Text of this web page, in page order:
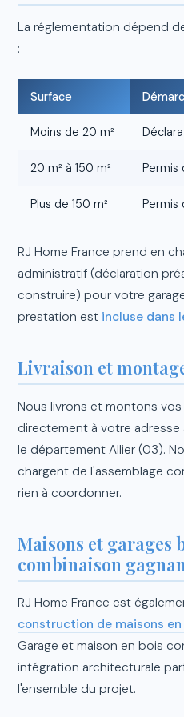
La réglementation dépend
:
Surface
Moins de 20 m²
20 m² à 150 m² Permis
Plus de 150 m² Permis
RJ Home France prend en
administratif (déclaration
construire) pour votre
prestation est incluse dans
Livraison et
Nous livrons et montons
directement à votre
le département Allier (03).
chargent de l'assemblage
rien à coordonner.
Maisons et garages
combinaison
RJ Home France est
construction de maisons
Garage et maison en bois
intégration architecturale
l'ensemble du projet.